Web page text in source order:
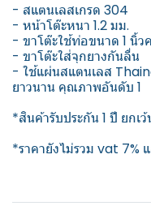
- สแตนเลสเกรด 304
- หน้าโต๊ะหนา 1.2 มม.
- ขาโต๊ะใช้ท่อขนาด 1 นิ้ว
- ขาโต๊ะใส่จุกยางกันลื่น
- ใช้แผ่นสแตนเลส
ยาวนาน คุณภาพอันดับ 1
*สินค้ารับประกัน 1 ปี ยกเ
*ราคายังไม่รวม vat 7%